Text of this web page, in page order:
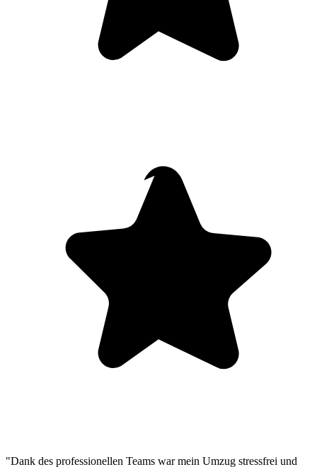
"Dank des professionellen Teams war mein Umzug stressfrei und